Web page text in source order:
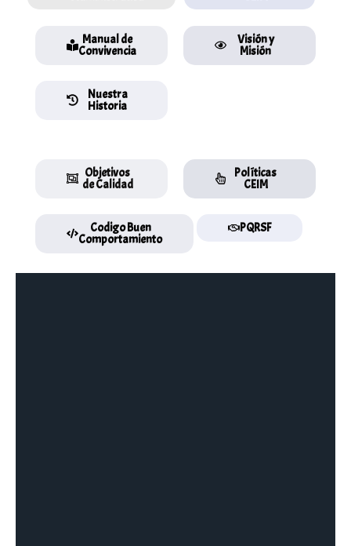
Manual de
Convivencia
Visión y
Misión
Nuestra
Historia
Objetivos
de Calidad
Políticas
CEIM
Codigo Buen
Comportamiento
PQRSF